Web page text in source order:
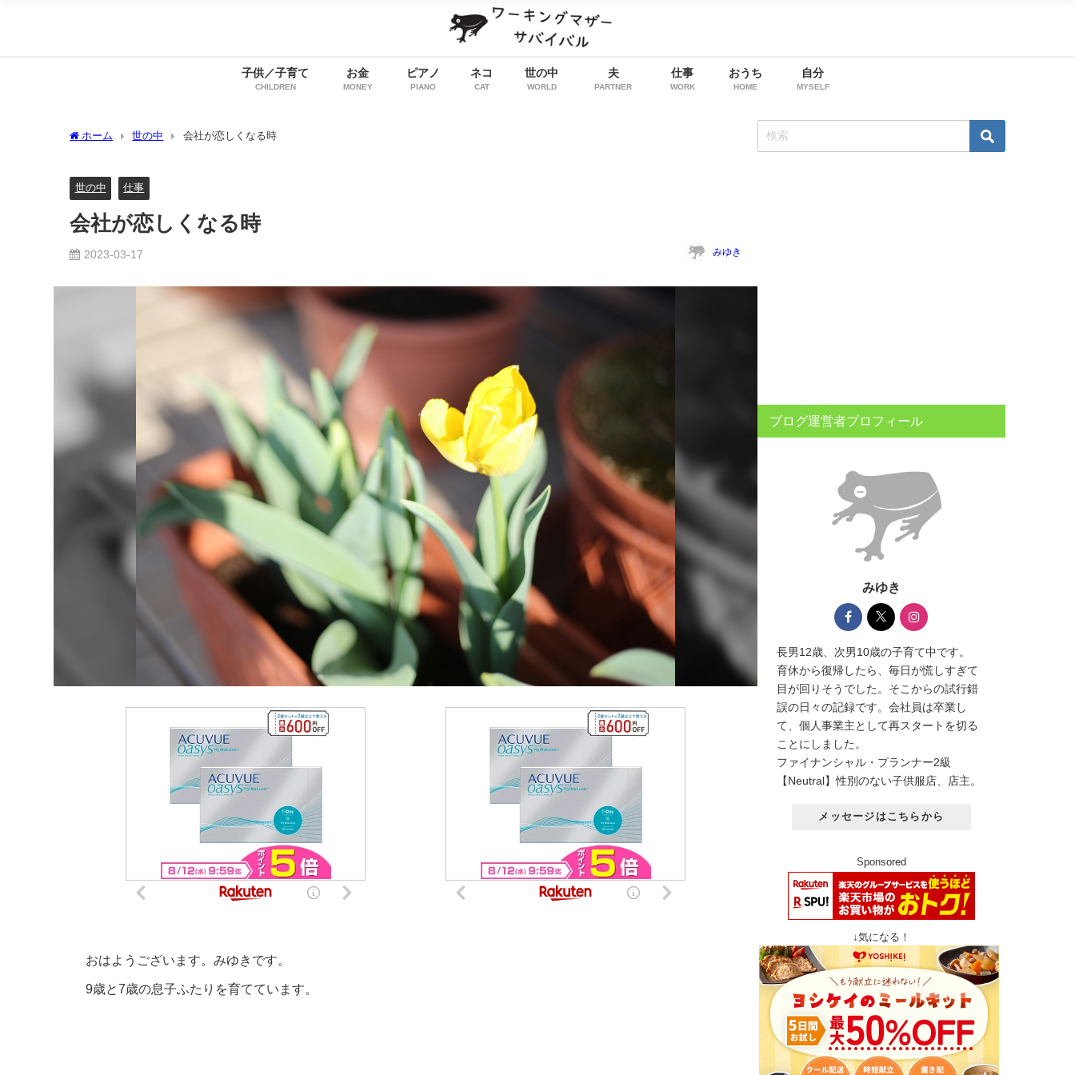
子供／子育て
CHILDREN
お金
MONEY
ピアノ
PIANO
ネコ
CAT
世の中
WORLD
夫
PARTNER
仕事
WORK
おうち
HOME
自分
MYSELF
ホーム 世の中 会社が恋しくなる時
世の中 仕事
会社が恋しくなる時
2023-03-17 みゆき
おはようございます。みゆきです。
9歳と7歳の息子ふたりを育てています。
ブログ運営者プロフィール
みゆき
長男12歳、次男10歳の子育て中です。
育休から復帰したら、毎日が慌しすぎて
目が回りそうでした。そこからの試行錯
誤の日々の記録です。会社員は卒業し
て、個人事業主として再スタートを切る
ことにしました。
ファイナンシャル・プランナー2級
【Neutral】性別のない子供服店、店主。
メッセージはこちらから
Sponsored
↓気になる！